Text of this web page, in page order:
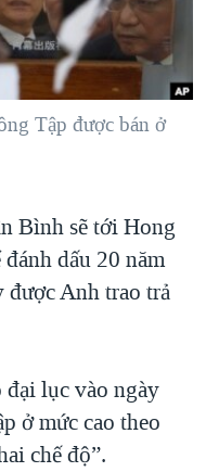
VIỆT NAM
HẢI SÂM
Tập được bán ở
Bình sẽ tới Hong
dấu 20 năm
được Anh trao trả
lục vào ngày
ở mức cao theo
chế độ”.